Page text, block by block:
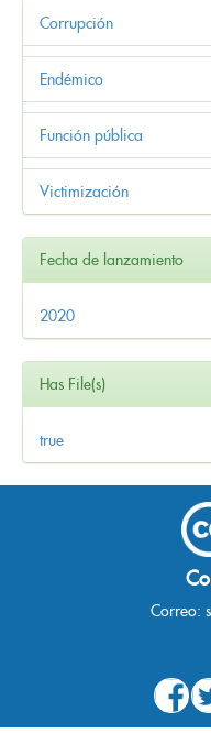
Corrupción
Endémico
Función pública
Victimización
Fecha de lanzamiento
2020
Has File(s)
true
Correo: